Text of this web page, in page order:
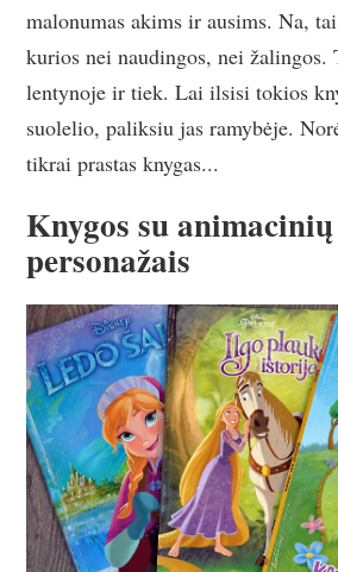
malonumas akims ir ausims. Na,
kurios nei naudingos, nei žalingos.
lentynoje ir tiek. Lai ilsisi tokios
suolelio, paliksiu jas ramybėje.
tikrai prastas knygas...
Knygos su
personažais